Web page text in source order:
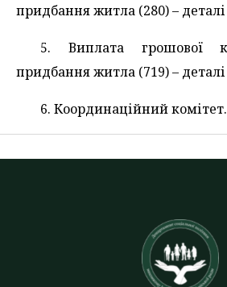
придбання житла (280) – деталі
5. Виплата грошової
придбання житла (719) – деталі
6. Координаційний комітет.